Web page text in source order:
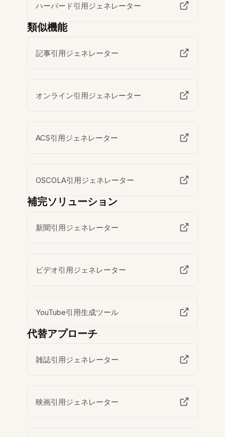
ハーバード引用ジェネレーター
類似機能
記事引用ジェネレーター
オンライン引用ジェネレーター
ACS引用ジェネレーター
OSCOLA引用ジェネレーター
補完ソリューション
新聞引用ジェネレーター
ビデオ引用ジェネレーター
YouTube引用生成ツール
代替アプローチ
雑誌引用ジェネレーター
映画引用ジェネレーター